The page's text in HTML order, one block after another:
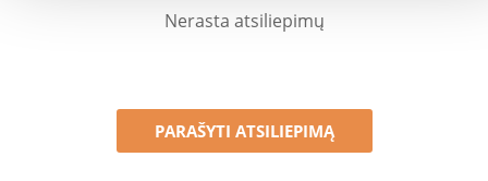
Nerasta atsiliepimų
PARAŠYTI ATSILIEPIMĄ